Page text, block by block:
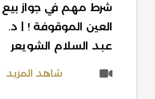
شرط مهم في جواز بيع
العين الموقوفة ! | د.
عبد السلام الشويعر
شاهد المزيد